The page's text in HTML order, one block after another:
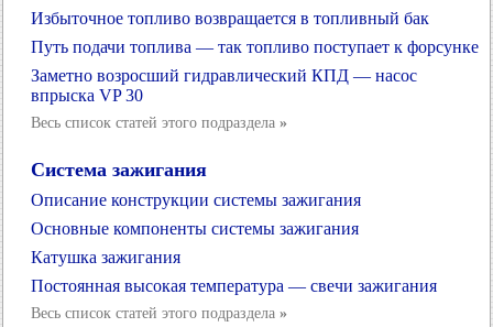
Избыточное топливо возвращается в топливный бак
Путь подачи топлива — так топливо поступает к форсунке
Заметно возросший гидравлический КПД — насос
впрыска VP 30
Весь список статей этого подраздела »
Система зажигания
Описание конструкции системы зажигания
Основные компоненты системы зажигания
Катушка зажигания
Постоянная высокая температура — свечи зажигания
Весь список статей этого подраздела »